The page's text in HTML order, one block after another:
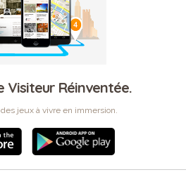
Visiteur Réinventée.
jeux à vivre en immersion.